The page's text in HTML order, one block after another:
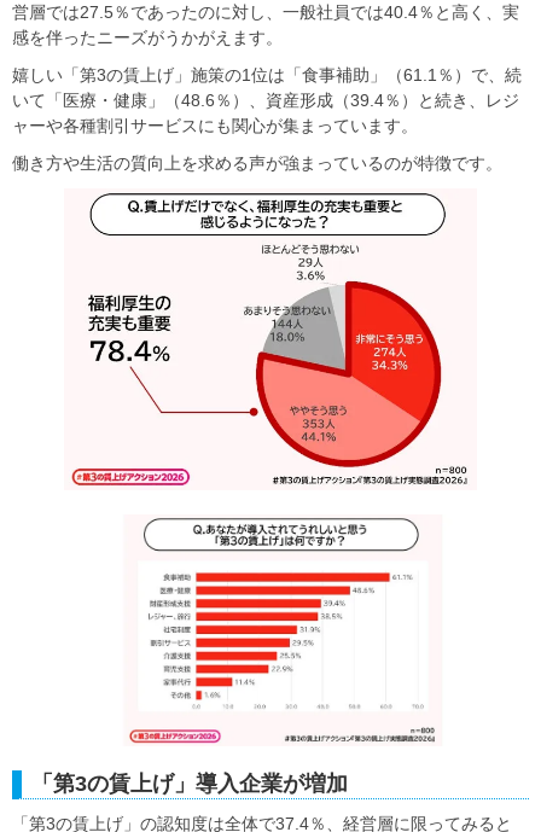
営層では27.5％であったのに対し、一般社員では40.4％と高く、実
感を伴ったニーズがうかがえます。
嬉しい「第3の賃上げ」施策の1位は「食事補助」（61.1％）で、続
いて「医療・健康」（48.6％）、資産形成（39.4％）と続き、レジ
ャーや各種割引サービスにも関心が集まっています。
働き方や生活の質向上を求める声が強まっているのが特徴です。
「第3の賃上げ」導入企業が増加
「第3の賃上げ」の認知度は全体で37.4％、経営層に限ってみると